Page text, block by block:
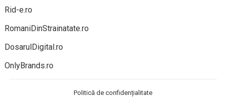
Rid-e.ro
RomaniDinStrainatate.ro
DosarulDigital.ro
OnlyBrands.ro
Politică de confidențialitate